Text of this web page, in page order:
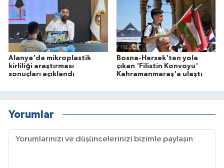
Alanya'da mikroplastik
kirliliği araştırması
sonuçları açıklandı
Bosna-Hersek'ten yola
çıkan 'Filistin Konvoyu'
Kahramanmaraş'a ulaştı
Yorumlar